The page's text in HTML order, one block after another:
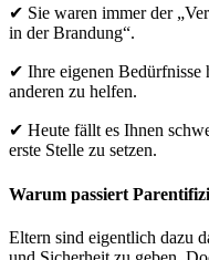
✔ Sie waren immer der
in der Brandung“.
✔ Ihre eigenen Bedürfnisse
anderen zu helfen.
✔ Heute fällt es Ihnen
erste Stelle zu setzen.
Warum passiert
Eltern sind eigentlich dazu